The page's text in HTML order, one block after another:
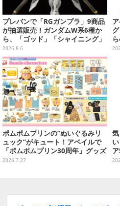
プレバンで「RGガンプラ」9商品
が抽選販売！ガンダムW系6種か
ら、「ゴッド」「シャイニング」
まで
2026.8.6
収
ポムポムプリンの“ぬいぐるみリ
ュック”がキュート！アベイルで
「ポムポムプリン30周年」グッズ
が8月1日発売
2026.7.27